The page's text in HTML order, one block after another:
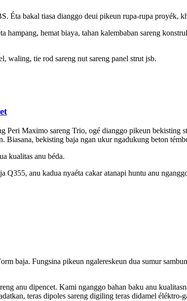
Éta bakal tiasa dianggo deui pikeun rupa-rupa proyék,
hampang, hemat biaya, tahan kalembaban sareng
waling, tie rod sareng nut sareng panel strut jsb.
Maximo sareng Trio, ogé dianggo pikeun bekisting
Biasana, bekisting baja ngan ukur ngadukung beton
kualitas anu béda.
Q355, anu kadua nyaéta cakar atanapi huntu anu
baja. Fungsina pikeun ngalereskeun dua sumur
anu dipencet. Kami nganggo bahan baku anu
teras dipoles sareng digiling teras didamel éléktro-